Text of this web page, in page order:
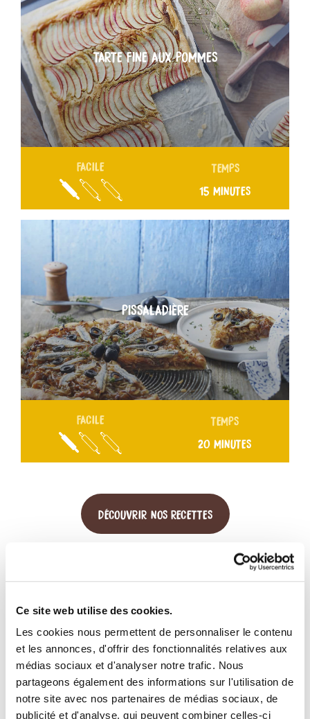
Ce site web utilise des cookies.
Les cookies nous permettent de personnaliser le contenu
et les annonces, d'offrir des fonctionnalités relatives aux
médias sociaux et d'analyser notre trafic. Nous
partageons également des informations sur l'utilisation de
notre site avec nos partenaires de médias sociaux, de
publicité et d'analyse, qui peuvent combiner celles-ci
TARTE FINE AUX POMMES
FACILE TEMPS
15 MINUTES
PISSALADIÈRE
FACILE TEMPS
20 MINUTES
DÉCOUVRIR NOS RECETTES
DÉCOUVREZ NOTRE GAMME DE
PÂTES